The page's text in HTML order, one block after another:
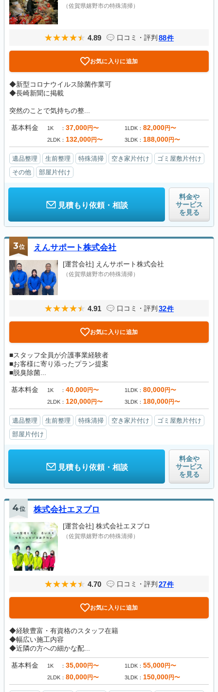
（佐賀県嬉野市の特殊清掃）
4.89 口コミ・評判 88件
お気に入りに追加
◆新型コロナウイルス除菌作業可
◆長崎新聞に掲載
突然のことで気持ちの整...
基本料金 1K 37,000円〜 1LDK 82,000円〜
2LDK 132,000円〜 3LDK 188,000円〜
遺品整理 生前整理 特殊清掃 空き家片付け
ゴミ屋敷片付け
その他
部屋片付け
見積もり依頼・相談
料金や
サービス
を見る
3位 えんサポート株式会社
[運営会社] えんサポート株式会社
（佐賀県嬉野市の特殊清掃）
4.91 口コミ・評判 32件
お気に入りに追加
■スタッフ全員が介護事業経験者
■お客様に寄り添ったプラン提案
■脱臭除菌...
基本料金 1K 40,000円〜 1LDK 80,000円〜
2LDK 120,000円〜 3LDK 180,000円〜
遺品整理 生前整理 特殊清掃 空き家片付け
ゴミ屋敷片付け
部屋片付け
見積もり依頼・相談
料金や
サービス
を見る
4位 株式会社エヌプロ
[運営会社] 株式会社エヌプロ
（佐賀県嬉野市の特殊清掃）
4.70 口コミ・評判 27件
お気に入りに追加
◆経験豊富・有資格のスタッフ在籍
◆幅広い施工内容
◆近隣の方への細かな配...
基本料金 1K 35,000円〜 1LDK 55,000円〜
2LDK 80,000円〜 3LDK 150,000円〜